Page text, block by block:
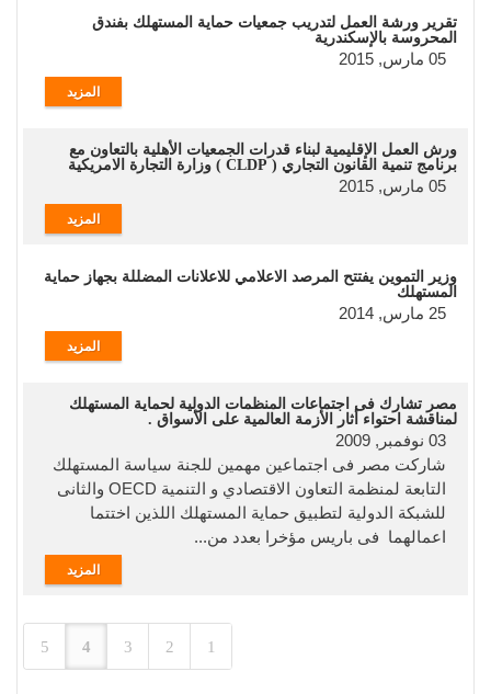
تقرير ورشة العمل لتدريب جمعيات حماية المستهلك بفندق
المحروسة بالإسكندرية
05 مارس, 2015
المزيد
ورش العمل الإقليمية لبناء قدرات الجمعيات الأهلية بالتعاون مع
برنامج تنمية القانون التجاري ( CLDP ) وزارة التجارة الامريكية
05 مارس, 2015
المزيد
وزير التموين يفتتح المرصد الاعلامي للاعلانات المضللة بجهاز حماية
المستهلك
25 مارس, 2014
المزيد
مصر تشارك فى اجتماعات المنظمات الدولية لحماية المستهلك
لمناقشة احتواء أثار الأزمة العالمية على الأسواق .
03 نوفمبر, 2009
شاركت مصر فى اجتماعين مهمين للجنة سياسة المستهلك
التابعة لمنظمة التعاون الاقتصادي و التنمية OECD والثانى
للشبكة الدولية لتطبيق حماية المستهلك اللذين اختتما
اعمالهما فى باريس مؤخرا بعدد من...
المزيد
1
2
3
4
5